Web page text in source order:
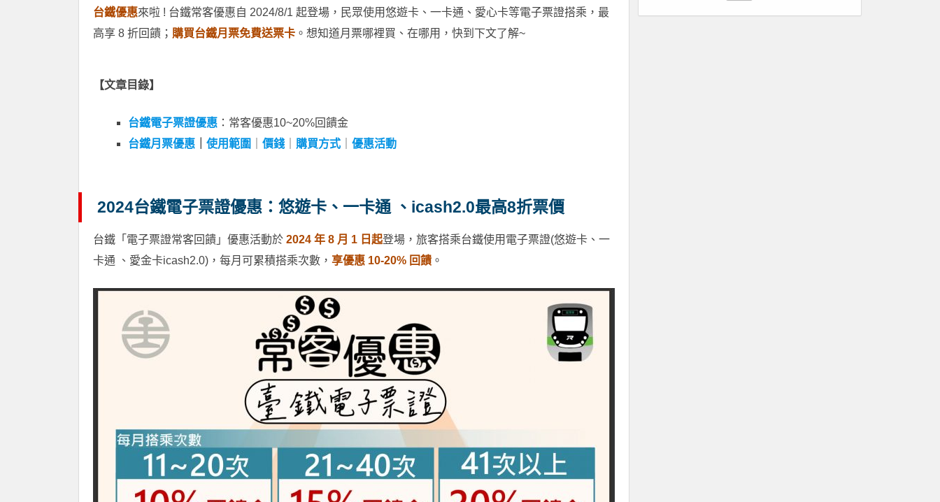
台鐵優惠來啦 ! 台鐵常客優惠自 2024/8/1 起登場，民眾使用悠遊卡、一卡通、愛心卡等電子票證搭乘，最
高享 8 折回饋； 購買台鐵月票免費送票卡 。想知道月票哪裡買、在哪用，快到下文了解~
【文章目錄】
台鐵電子票證優惠 ：常客優惠10~20%回饋金
台鐵月票優惠
使用範圍 價錢 購買方式 優惠活動
2024台鐵電子票證優惠：悠遊卡、一卡通 、icash2.0最高8折票價
台鐵「電子票證常客回饋」優惠活動於 2024 年 8 月 1 日起登場，旅客搭乘台鐵使用電子票證(悠遊卡、一
卡通 、愛金卡icash2.0)，每月可累積搭乘次數， 享優惠 10-20% 回饋 。